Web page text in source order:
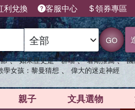
利兌換 客服中心 領券專區
GO
、 如果歷史是一群喵 、 暑期推薦 、
學女孩：黎曼猜想 、 偉大的迷走神經
親子 文具選物